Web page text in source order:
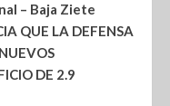
– Baja Ziete
QUE LA DEFENSA
DE 2.9